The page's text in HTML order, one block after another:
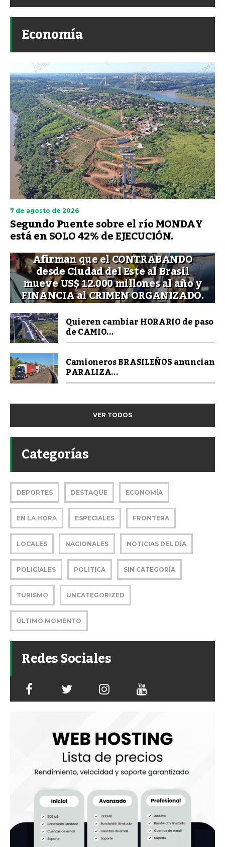
Economía
7 de agosto de 2026
Segundo Puente sobre el río MONDAY
está en SOLO 42% de EJECUCIÓN.
Afirman que el CONTRABANDO
desde Ciudad del Este al Brasil
mueve US$ 12.000 millones al año y
FINANCIA al CRIMEN ORGANIZADO.
Quieren cambiar HORARIO de paso
de CAMIO...
Camioneros BRASILEÑOS anuncian
PARALIZA...
VER TODOS
Categorías
DEPORTES DESTAQUE ECONOMÍA
EN LA HORA ESPECIALES FRONTERA
LOCALES NACIONALES NOTICIAS DEL DÍA
POLICIALES POLITICA SIN CATEGORÍA
TURISMO UNCATEGORIZED
ÚLTIMO MOMENTO
Redes Sociales